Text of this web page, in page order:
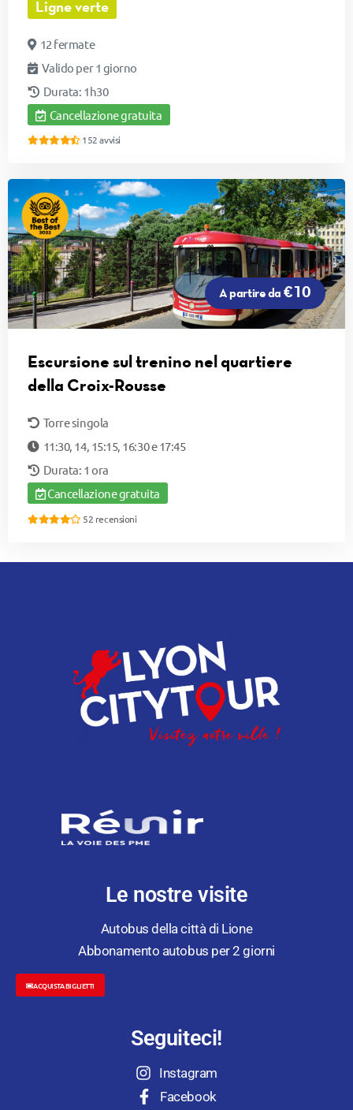
Ligne verte
12 fermate
Valido per 1 giorno
Durata: 1h30
Cancellazione gratuita
152 avvisi
A partire da €10
Escursione sul trenino nel quartiere
della Croix-Rousse
Torre singola
11:30, 14, 15:15, 16:30 e 17:45
Durata: 1 ora
Cancellazione gratuita
52 recensioni
Le nostre visite
Autobus della città di Lione
Abbonamento autobus per 2 giorni
ACQUISTA BIGLIETTI
Seguiteci!
Instagram
Facebook